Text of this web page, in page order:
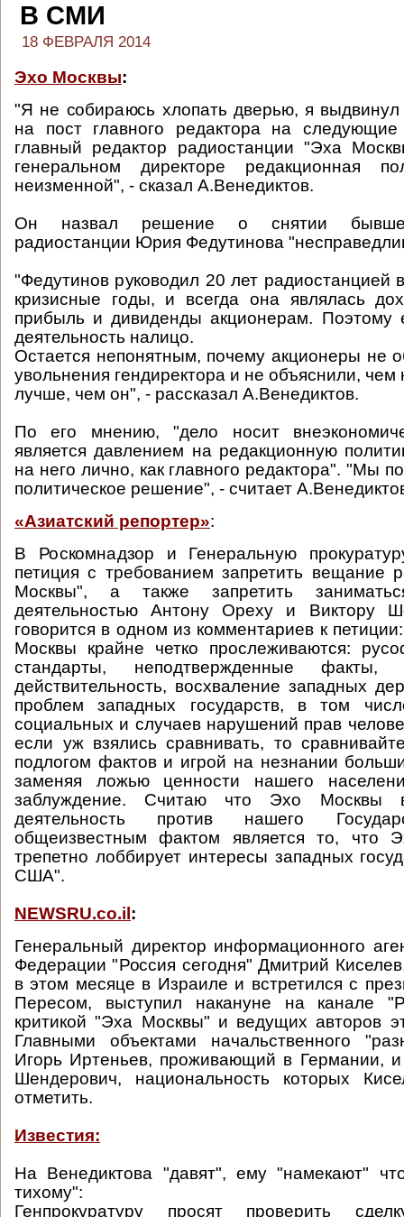
В СМИ
18 ФЕВРАЛЯ 2014
Эхо Москвы:
"Я не собираюсь хлопать дверью, я выдвинул
на пост главного редактора на
главный редактор радиостанции "Эха
генеральном директоре редакционная
неизменной", - сказал А.Венедиктов.
Он назвал решение о снятии
радиостанции Юрия Федутинова
"Федутинов руководил 20 лет
кризисные годы, и всегда она являлась
прибыль и дивиденды акционерам. Поэтому
деятельность налицо.
Остается непонятным, почему акционеры не
увольнения гендиректора и не объяснили, чем
лучше, чем он", - рассказал А.Венедиктов.
По его мнению, "дело носит
является давлением на редакционную
на него лично, как главного редактора". "Мы
политическое решение", - считает
«Азиатский репортер»:
В Роскомнадзор и Генеральную
петиция с требованием запретить вещание
Москвы", а также запретить
деятельностью Антону Ореху и Виктору
говорится в одном из комментариев к
Москвы крайне четко прослеживаются:
стандарты, неподтвержденные
действительность, восхваление западных
проблем западных государств, в том
социальных и случаев нарушений прав
если уж взялись сравнивать, то
подлогом фактов и игрой на незнании
заменяя ложью ценности нашего
заблуждение. Считаю что Эхо Москвы
деятельность против нашего
общеизвестным фактом является то, что
трепетно лоббирует интересы западных
США".
NEWSRU.co.il :
Генеральный директор информационного
Федерации "Россия сегодня" Дмитрий
в этом месяце в Израиле и встретился с
Пересом, выступил накануне на канале
критикой "Эха Москвы" и ведущих авторов
Главными объектами начальственного
Игорь Иртеньев, проживающий в Германии, и
Шендерович, национальность которых
отметить.
Известия:
На Венедиктова "давят", ему "намекают"
тихому":
Генпрокуратуру просят проверить